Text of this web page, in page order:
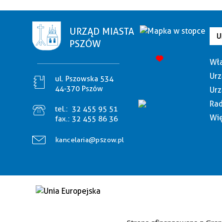
URZĄD MIASTA
PSZÓW
ul. Pszowska 534
44-370 Pszów
tel.: 32 455 95 51
fax.: 32 455 86 36
kancelaria@pszow.pl